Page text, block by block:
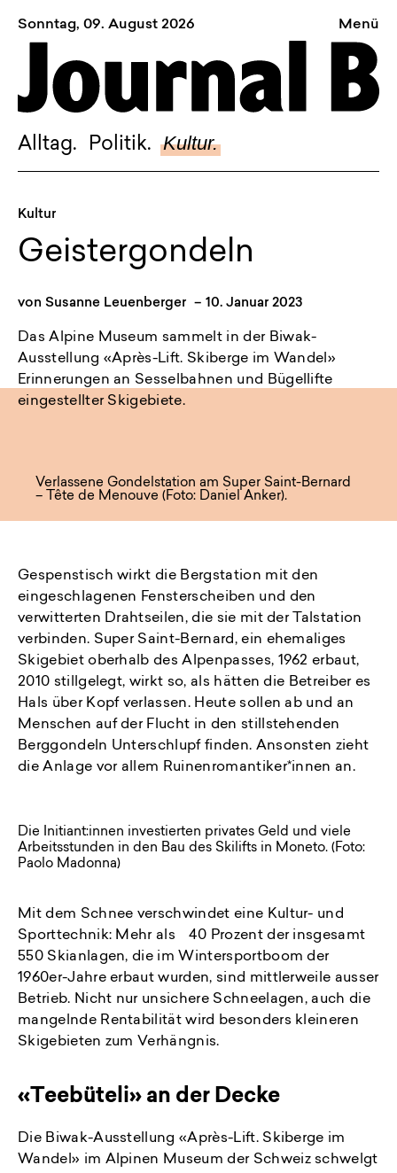
Sonntag, 09. August 2026
Alltag. Politik. Kultur.
Menü
Sagt, was Bern bewegt
Alltag.
Politik.
Kultur.
Dossier.
INSTAGRAM
FACEBOOK
BLUESKY
Kultur
Geistergondeln
von Susanne Leuenberger – 10. Januar 2023
Das Alpine Museum sammelt in der Biwak-
Ausstellung «Après-Lift. Skiberge im Wandel»
Erinnerungen an Sesselbahnen und Bügellifte
eingestellter Skigebiete.
Verlassene Gondelstation am Super Saint-Bernard
– Tête de Menouve (Foto: Daniel Anker).
Gespenstisch wirkt die Bergstation mit den
eingeschlagenen Fensterscheiben und den
verwitterten Drahtseilen, die sie mit der Talstation
verbinden. Super Saint-Bernard, ein ehemaliges
Skigebiet oberhalb des Alpenpasses, 1962 erbaut,
2010 stillgelegt, wirkt so, als hätten die Betreiber es
Hals über Kopf verlassen. Heute sollen ab und an
Menschen auf der Flucht in den stillstehenden
Berggondeln Unterschlupf finden. Ansonsten zieht
die Anlage vor allem Ruinenromantiker*innen an.
Die Initiant:innen investierten privates Geld und viele
Arbeitsstunden in den Bau des Skilifts in Moneto. (Foto:
Paolo Madonna)
Mit dem Schnee verschwindet eine Kultur- und
Sporttechnik: Mehr als 40 Prozent der insgesamt
550 Ski­anlagen, die im Wintersportboom der
1960er-Jahre erbaut wurden, sind mittlerweile ausser
Betrieb. Nicht nur unsichere Schneelagen, auch die
mangelnde Rentabilität wird besonders kleineren
Skigebieten zum Verhängnis.
«Teebüteli» an der Decke
Die Biwak-Ausstellung «Après-Lift. Skiberge im
Wandel» im Alpinen Museum der Schweiz schwelgt